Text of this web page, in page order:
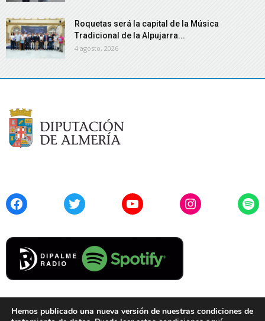
Roquetas será la capital de la Música
Tradicional de la Alpujarra...
4 agosto, 2026
FacebookTwitter YouTubeInstagram
Hemos publicado una nueva versión de nuestras condiciones de